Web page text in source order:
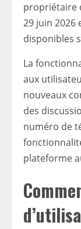
propriétaire
29 juin 2026
disponibles
La
aux
nouveaux
des
numéro de
plateforme